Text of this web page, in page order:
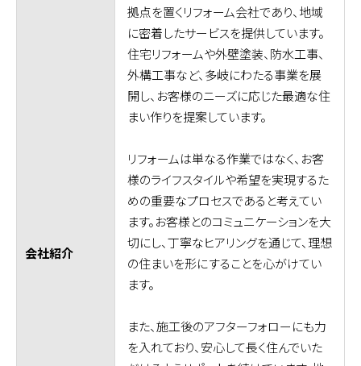
会社紹介
拠点を置くリフォーム会社であり、地域
に密着したサービスを提供しています。
住宅リフォームや外壁塗装、防水工事、
外構工事など、多岐にわたる事業を展
開し、お客様のニーズに応じた最適な住
まい作りを提案しています。
リフォームは単なる作業ではなく、お客
様のライフスタイルや希望を実現するた
めの重要なプロセスであると考えてい
ます。お客様とのコミュニケーションを大
切にし、丁寧なヒアリングを通じて、理想
の住まいを形にすることを心がけてい
ます。
また、施工後のアフターフォローにも力
を入れており、安心して長く住んでいた